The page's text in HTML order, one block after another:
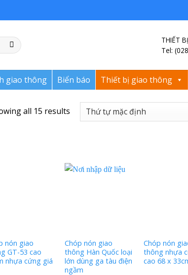
THIẾT
Tel:
giao thông Biển báo Thiết bị giao thông
all 15 results
nón giao
GT-53 cao
nhựa cứng giá
Chóp nón giao
thông Hàn Quốc loại
lớn dùng ga tàu điện
ngầm
Chóp nón
thông nhựa
cao 68 x